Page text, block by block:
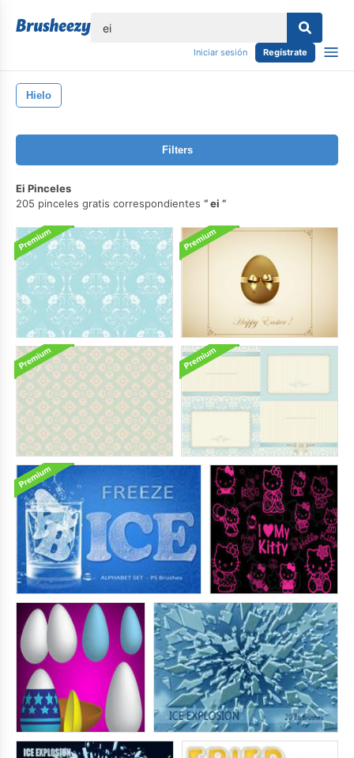
Iniciar sesión Regístrate
Hielo
Filters
Ei Pinceles
205 pinceles gratis correspondientes
ei